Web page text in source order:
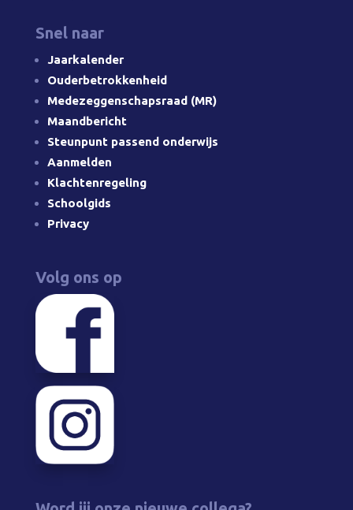
Snel naar
Jaarkalender
Ouderbetrokkenheid
Medezeggenschapsraad (MR)
Maandbericht
Steunpunt passend onderwijs
Aanmelden
Klachtenregeling
Schoolgids
Privacy
Volg ons op